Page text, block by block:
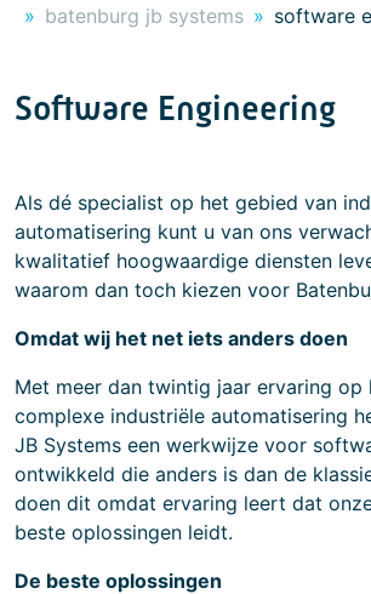
batenburg jb systems
software
Software Engineering
Als dé specialist op het gebied van
automatisering kunt u van ons
kwalitatief hoogwaardige diensten
waarom dan toch kiezen voor
Omdat wij het net iets anders doen
Met meer dan twintig jaar ervaring op
complexe industriële automatisering
JB Systems een werkwijze voor
ontwikkeld die anders is dan de
doen dit omdat ervaring leert dat
beste oplossingen leidt.
De beste oplossingen